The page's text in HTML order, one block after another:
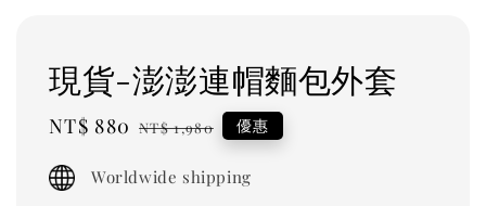
現貨-澎澎連帽麵包外套
Sale
NT$ 880 Regular
NT$ 1,980 優惠
Worldwide shipping